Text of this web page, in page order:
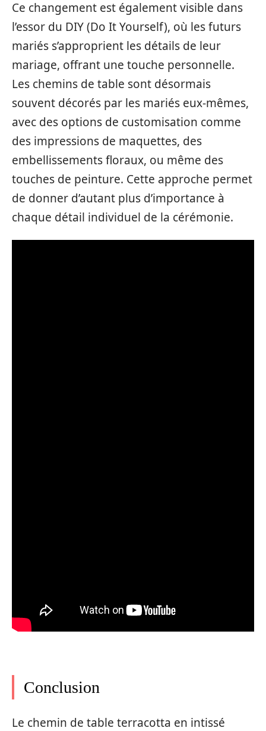
Ce changement est également visible dans
l’essor du DIY (Do It Yourself), où les futurs
mariés s’approprient les détails de leur
mariage, offrant une touche personnelle.
Les chemins de table sont désormais
souvent décorés par les mariés eux-mêmes,
avec des options de customisation comme
des impressions de maquettes, des
embellissements floraux, ou même des
touches de peinture. Cette approche permet
de donner d’autant plus d’importance à
chaque détail individuel de la cérémonie.
Conclusion
Le chemin de table terracotta en intissé